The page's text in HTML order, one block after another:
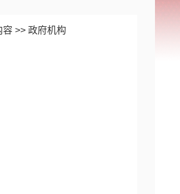
容 >> 政府机构